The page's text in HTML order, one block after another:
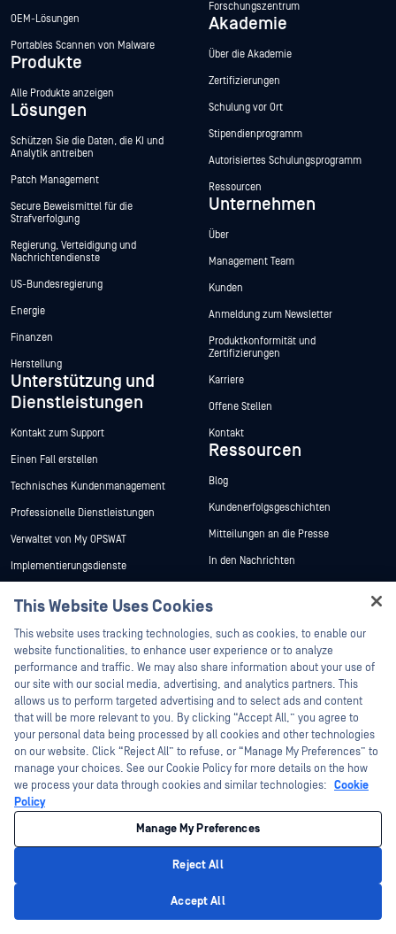
OEM-Lösungen
Portables Scannen von Malware
Produkte
Alle Produkte anzeigen
Lösungen
Schützen Sie die Daten, die KI und
Analytik antreiben
Patch Management
Secure Beweismittel für die
Strafverfolgung
Regierung, Verteidigung und
Nachrichtendienste
US-Bundesregierung
Energie
Finanzen
Herstellung
Unterstützung und
Dienstleistungen
Kontakt zum Support
Einen Fall erstellen
Technisches Kundenmanagement
Professionelle Dienstleistungen
Verwaltet von My OPSWAT
Implementierungsdienste
Ausbildung
Programm zur Behebung von
Sicherheitslücken
Partner
Zertifizierung
Partner Programm
Forschungszentrum
Akademie
Über die Akademie
Zertifizierungen
Schulung vor Ort
Stipendienprogramm
Autorisiertes Schulungsprogramm
Ressourcen
Unternehmen
Über
Management Team
Kunden
Anmeldung zum Newsletter
Produktkonformität und
Zertifizierungen
Karriere
Offene Stellen
Kontakt
Ressourcen
Blog
Kundenerfolgsgeschichten
Mitteilungen an die Presse
In den Nachrichten
Webinare
Datenblätter
Weiße Papiere
Kostenlose Tools
©2026 OPSWAT . Alle Rechte vorbehalten. OPSWAT, MetaDefender, Metascan,
MetaAccess, das OPSWAT , Trust no File. Trust No Device., OPSWAT , Protecting the
DFI, RetroHunt, Deep File Inspection und Join the Hunt sind Marken von OPSWAT .
Marken von Drittanbietern sind Eigentum ihrer jeweiligen Inhaber.
Entscheidungen zum Datenschutz in Kalifornien
This Website Uses Cookies
This website uses tracking technologies, such as cookies, to enable our
website functionalities, to enhance user experience or to analyze
performance and traffic. We may also share information about your use of
our site with our social media, advertising, and analytics partners. This
allows us to perform targeted advertising and to select ads and content
that will be more relevant to you. By clicking “Accept All,” you agree to
your personal data being processed by all cookies and other technologies
on our website. Click “Reject All” to refuse, or “Manage My Preferences” to
manage your choices. See our Cookie Policy for more details on the how
we process your data through cookies and similar technologies: Cookie
Policy
Manage My Preferences
Reject All
Accept All
Hey there!
I'm Ozzy, your OPSWAT virtual assistant.
How can I help you secure what's critical
today?